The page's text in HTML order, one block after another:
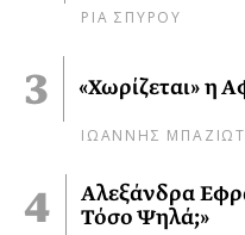
ΡΙΑ ΣΠΥΡΟΥ
«Χωρίζεται» η
ΙΩΑΝΝΗΣ
Αλεξάνδρα
Τόσο Ψηλά;»